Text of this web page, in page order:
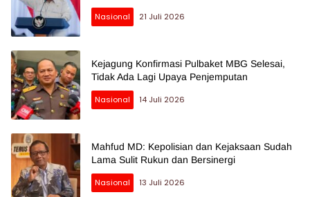
Nasional 21 Juli 2026
Kejagung Konfirmasi Pulbaket MBG Selesai,
Tidak Ada Lagi Upaya Penjemputan
Nasional 14 Juli 2026
Mahfud MD: Kepolisian dan Kejaksaan Sudah
Lama Sulit Rukun dan Bersinergi
Nasional 13 Juli 2026